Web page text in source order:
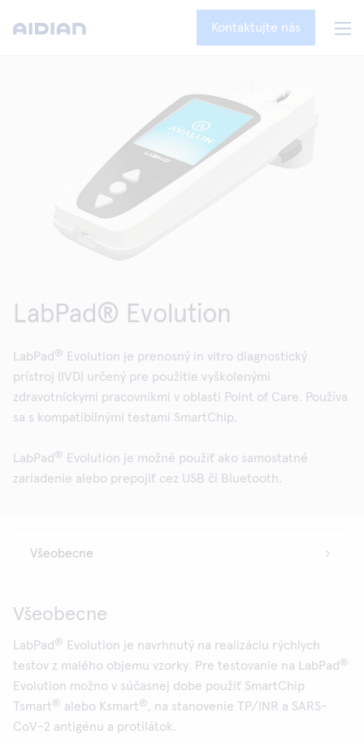
Kontaktujte nás
LabPad® Evolution
LabPad ®
Evolution je prenosný in vitro diagnostický
prístroj (IVD) určený pre použitie vyškolenými
zdravotníckymi pracovníkmi v oblasti Point of Care. Používa
sa s kompatibilnými testami SmartChip.
LabPad ®
Evolution je možné použiť ako samostatné
zariadenie alebo prepojiť cez USB či Bluetooth.
Všeobecne
LabPad ®
Evolution je navrhnutý na realizáciu rýchlych
testov z malého objemu vzorky. Pre testovanie na LabPad ®
Evolution možno v súčasnej dobe použiť SmartChip
Tsmart® alebo Ksmart®, na stanovenie TP/INR a SARS-
CoV-2 antigénu a protilátok.